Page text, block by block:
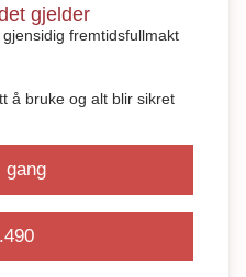
gjelder
fremtidsfullmakt
å bruke og alt blir sikret
gang